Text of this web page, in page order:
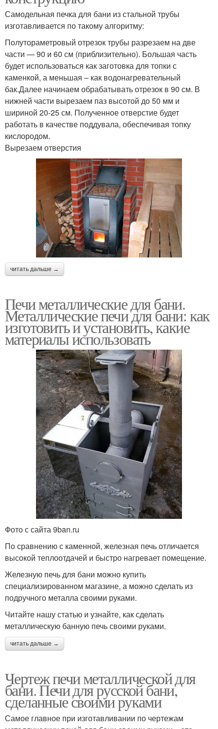
Самодельная печка для бани из стальной трубы
изготавливается по такому алгоритму:
Полутораметровый отрезок трубы разрезаем на две
части — 90 и 60 см (приблизительно). Большая часть
будет использоваться как заготовка для топки с
каменкой, а меньшая – как водонагревательный
бак.Далее начинаем обрабатывать отрезок в 90 см. В
нижней части вырезаем паз высотой до 50 мм и
шириной 20-25 см. Полученное отверстие будет
работать в качестве поддувала, обеспечивая топку
кислородом.
Вырезаем отверстия
читать дальше →
Печи металлические для бани.
Металлические печи для бани: как
изготовить и установить, какие
материалы использовать
Фото с сайта 9ban.ru
По сравнению с каменной, железная печь отличается
высокой теплоотдачей и быстро нагревает помещение.
Железную печь для бани можно купить
специализированном магазине, а можно сделать из
подручного металла своими руками.
Читайте нашу статью и узнайте, как сделать
металлическую банную печь своими руками.
читать дальше →
Чертеж печи металлической для
бани. Печи для русской бани,
сделанные своими руками
Самое главное при изготавливании по чертежам